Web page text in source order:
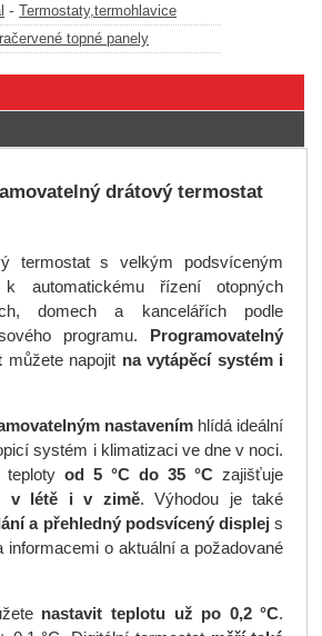
- Termostaty,termohlavice
topné panely
drátový termostat
termostat s velkým podsvíceným
automatickému řízení otopných
domech a kancelářích podle
programu.
Programovatelný
můžete napojit na vytápěcí systém i
nastavením hlídá ideální
systém i klimatizaci ve dne v noci.
teploty od 5 °C do 35 °C zajišťuje
v létě i v zimě. Výhodou je také
a přehledný podsvícený displejs
o aktuální a požadované
nastavit teplotu už po 0,2 °C.